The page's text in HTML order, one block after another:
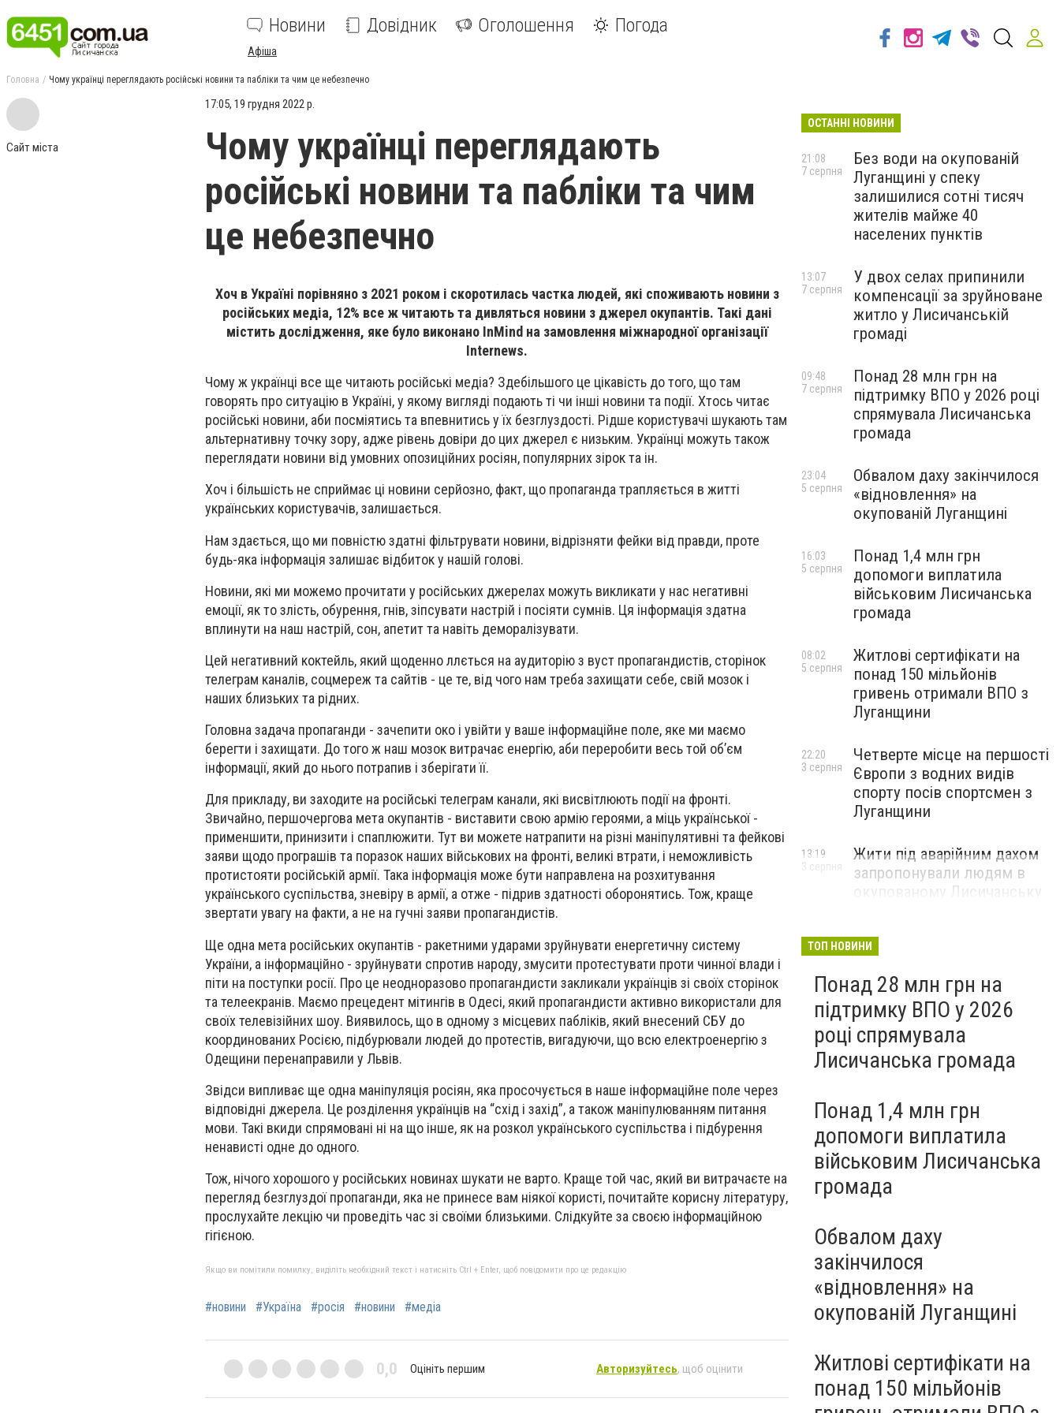
Новини Довідник Оголошення Погода
Афіша
Головна Чому українці переглядають російські новини та пабліки та чим це небезпечно
Сайт міста
17:05, 19 грудня 2022 р.
Чому українці переглядають
російські новини та пабліки та чим
це небезпечно
Хоч в Україні порівняно з 2021 роком і скоротилась частка людей, які споживають новини з
російських медіа, 12% все ж читають та дивляться новини з джерел окупантів. Такі дані
містить дослідження, яке було виконано InMind на замовлення міжнародної організації
Internews.
Чому ж українці все ще читають російські медіа? Здебільшого це цікавість до того, що там
говорять про ситуацію в Україні, у якому вигляді подають ті чи інші новини та події. Хтось читає
російські новини, аби посміятись та впевнитись у їх безглуздості. Рідше користувачі шукають там
альтернативну точку зору, адже рівень довіри до цих джерел є низьким. Українці можуть також
переглядати новини від умовних опозиційних росіян, популярних зірок та ін.
Хоч і більшість не сприймає ці новини серйозно, факт, що пропаганда трапляється в житті
українських користувачів, залишається.
Нам здається, що ми повністю здатні фільтрувати новини, відрізняти фейки від правди, проте
будь-яка інформація залишає відбиток у нашій голові.
Новини, які ми можемо прочитати у російських джерелах можуть викликати у нас негативні
емоції, як то злість, обурення, гнів, зіпсувати настрій і посіяти сумнів. Ця інформація здатна
вплинути на наш настрій, сон, апетит та навіть деморалізувати.
Цей негативний коктейль, який щоденно ллється на аудиторію з вуст пропагандистів, сторінок
телеграм каналів, соцмереж та сайтів - це те, від чого нам треба захищати себе, свій мозок і
наших близьких та рідних.
Головна задача пропаганди - зачепити око і увійти у ваше інформаційне поле, яке ми маємо
берегти і захищати. До того ж наш мозок витрачає енергію, аби переробити весь той об’єм
інформації, який до нього потрапив і зберігати її.
Для прикладу, ви заходите на російські телеграм канали, які висвітлюють події на фронті.
Звичайно, першочергова мета окупантів - виставити свою армію героями, а міць української -
применшити, принизити і спаплюжити. Тут ви можете натрапити на різні маніпулятивні та фейкові
заяви щодо програшів та поразок наших військових на фронті, великі втрати, і неможливість
протистояти російській армії. Така інформація може бути направлена на розхитування
українського суспільства, зневіру в армії, а отже - підрив здатності оборонятись. Тож, краще
звертати увагу на факти, а не на гучні заяви пропагандистів.
Ще одна мета російських окупантів - ракетними ударами зруйнувати енергетичну систему
України, а інформаційно - зруйнувати спротив народу, змусити протестувати проти чинної влади і
піти на поступки росії. Про це неодноразово пропагандисти закликали українців зі своїх сторінок
та телеекранів. Маємо прецедент мітингів в Одесі, який пропагандисти активно використали для
своїх телевізійних шоу. Виявилось, що в одному з місцевих пабліків, який внесений СБУ до
координованих Росією, підбурювали людей до протестів, вигадуючи, що всю електроенергію з
Одещини перенаправили у Львів.
Звідси випливає ще одна маніпуляція росіян, яка просочується в наше інформаційне поле через
відповідні джерела. Це розділення українців на “схід і захід”, а також маніпулюванням питання
мови. Такі вкиди спрямовані ні на що інше, як на розкол українського суспільства і підбурення
ненависті одне до одного.
Тож, нічого хорошого у російських новинах шукати не варто. Краще той час, який ви витрачаєте на
перегляд безглуздої пропаганди, яка не принесе вам ніякої користі, почитайте корисну літературу,
прослухайте лекцію чи проведіть час зі своїми близькими. Слідкуйте за своєю інформаційною
гігієною.
Якщо ви помітили помилку, виділіть необхідний текст і натисніть Ctrl + Enter, щоб повідомити про це редакцію
#новини #Україна #росія #новини #медіа
0,0 Оцініть першим Авторизуйтесь, щоб оцінити
ОСТАННІ НОВИНИ
Без води на окупованій
Луганщині у спеку
залишилися сотні тисяч
жителів майже 40
населених пунктів
21:08
7 серпня
У двох селах припинили
компенсації за зруйноване
житло у Лисичанській
громаді
13:07
7 серпня
Понад 28 млн грн на
підтримку ВПО у 2026 році
спрямувала Лисичанська
громада
09:48
7 серпня
Обвалом даху закінчилося
«відновлення» на
окупованій Луганщині
23:04
5 серпня
Понад 1,4 млн грн
допомоги виплатила
військовим Лисичанська
громада
16:03
5 серпня
Житлові сертифікати на
понад 150 мільйонів
гривень отримали ВПО з
Луганщини
08:02
5 серпня
Четверте місце на першості
Європи з водних видів
спорту посів спортсмен з
Луганщини
22:20
3 серпня
Жити під аварійним дахом
запропонували людям в
окупованому Лисичанську
13:19
3 серпня
ТОП НОВИНИ
Понад 28 млн грн на
підтримку ВПО у 2026
році спрямувала
Лисичанська громада
Понад 1,4 млн грн
допомоги виплатила
військовим Лисичанська
громада
Обвалом даху
закінчилося
«відновлення» на
окупованій Луганщині
Житлові сертифікати на
понад 150 мільйонів